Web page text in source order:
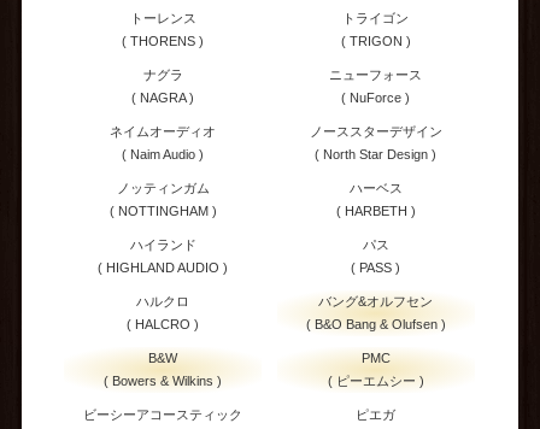
トーレンス
( THORENS )
トライゴン
( TRIGON )
ナグラ
( NAGRA )
ニューフォース
( NuForce )
ネイムオーディオ
( Naim Audio )
ノーススターデザイン
( North Star Design )
ノッティンガム
( NOTTINGHAM )
ハーベス
( HARBETH )
ハイランド
( HIGHLAND AUDIO )
パス
( PASS )
ハルクロ
( HALCRO )
バング&オルフセン
( B&O Bang & Olufsen )
B&W
( Bowers & Wilkins )
PMC
( ピーエムシー )
ビーシーアコースティック
ピエガ